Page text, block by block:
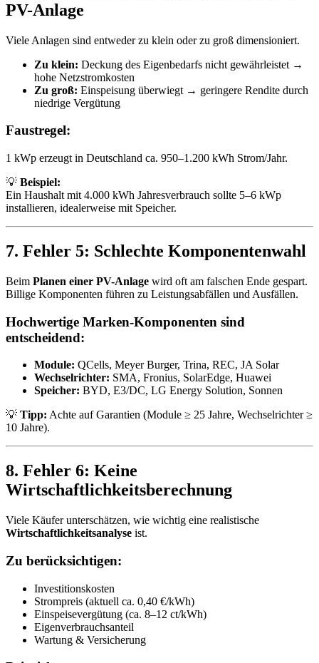
PV-Anlage
Viele Anlagen sind entweder zu klein oder zu groß dimensioniert.
Zu klein: Deckung des Eigenbedarfs nicht gewährleistet →
hohe Netzstromkosten
Zu groß: Einspeisung überwiegt → geringere Rendite durch
niedrige Vergütung
Faustregel:
1 kWp erzeugt in Deutschland ca. 950–1.200 kWh Strom/Jahr.
💡 Beispiel:
Ein Haushalt mit 4.000 kWh Jahresverbrauch sollte 5–6 kWp
installieren, idealerweise mit Speicher.
7. Fehler 5: Schlechte Komponentenwahl
Beim Planen einer PV-Anlage wird oft am falschen Ende gespart.
Billige Komponenten führen zu Leistungsabfällen und Ausfällen.
Hochwertige Marken-Komponenten sind
entscheidend:
Module: QCells, Meyer Burger, Trina, REC, JA Solar
Wechselrichter: SMA, Fronius, SolarEdge, Huawei
Speicher: BYD, E3/DC, LG Energy Solution, Sonnen
💡 Tipp: Achte auf Garantien (Module ≥ 25 Jahre, Wechselrichter ≥
10 Jahre).
8. Fehler 6: Keine
Wirtschaftlichkeitsberechnung
Viele Käufer unterschätzen, wie wichtig eine realistische
Wirtschaftlichkeitsanalyse ist.
Zu berücksichtigen:
Investitionskosten
Strompreis (aktuell ca. 0,40 €/kWh)
Einspeisevergütung (ca. 8–12 ct/kWh)
Eigenverbrauchsanteil
Wartung & Versicherung